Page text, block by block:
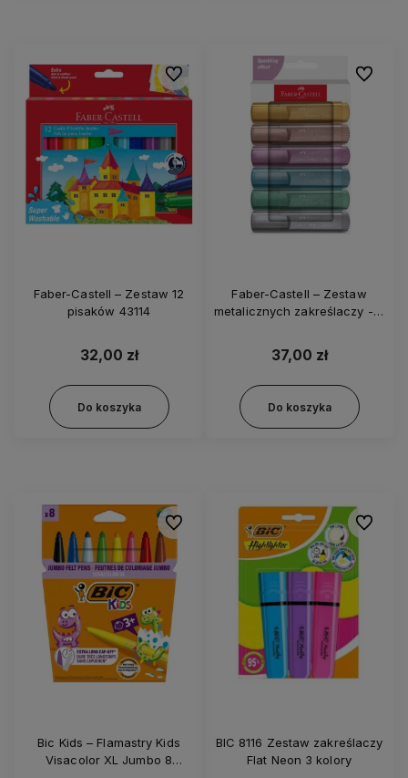
Faber-Castell – Zestaw 12
pisaków 43114
32,00 zł
Do koszyka
Do ulubionych
Faber-Castell – Zestaw
metalicznych zakreślaczy - 6
37,00 zł
Do koszyka
Do
Bic Kids – Flamastry Kids
Visacolor XL Jumbo 8
Do ulubionych
BIC 8116 Zestaw zakreślaczy
Flat Neon 3 kolory
Do